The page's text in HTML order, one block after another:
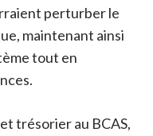
perturber le
maintenant ainsi
tout en
trésorier au BCAS,